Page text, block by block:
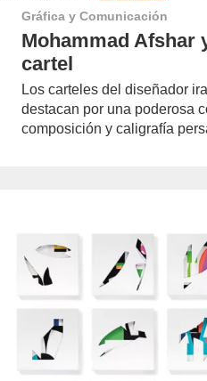
Gráfica y Comunicación
Mohammad Afshar
cartel
Los carteles del diseñador
destacan por una poderosa
composición y caligrafía